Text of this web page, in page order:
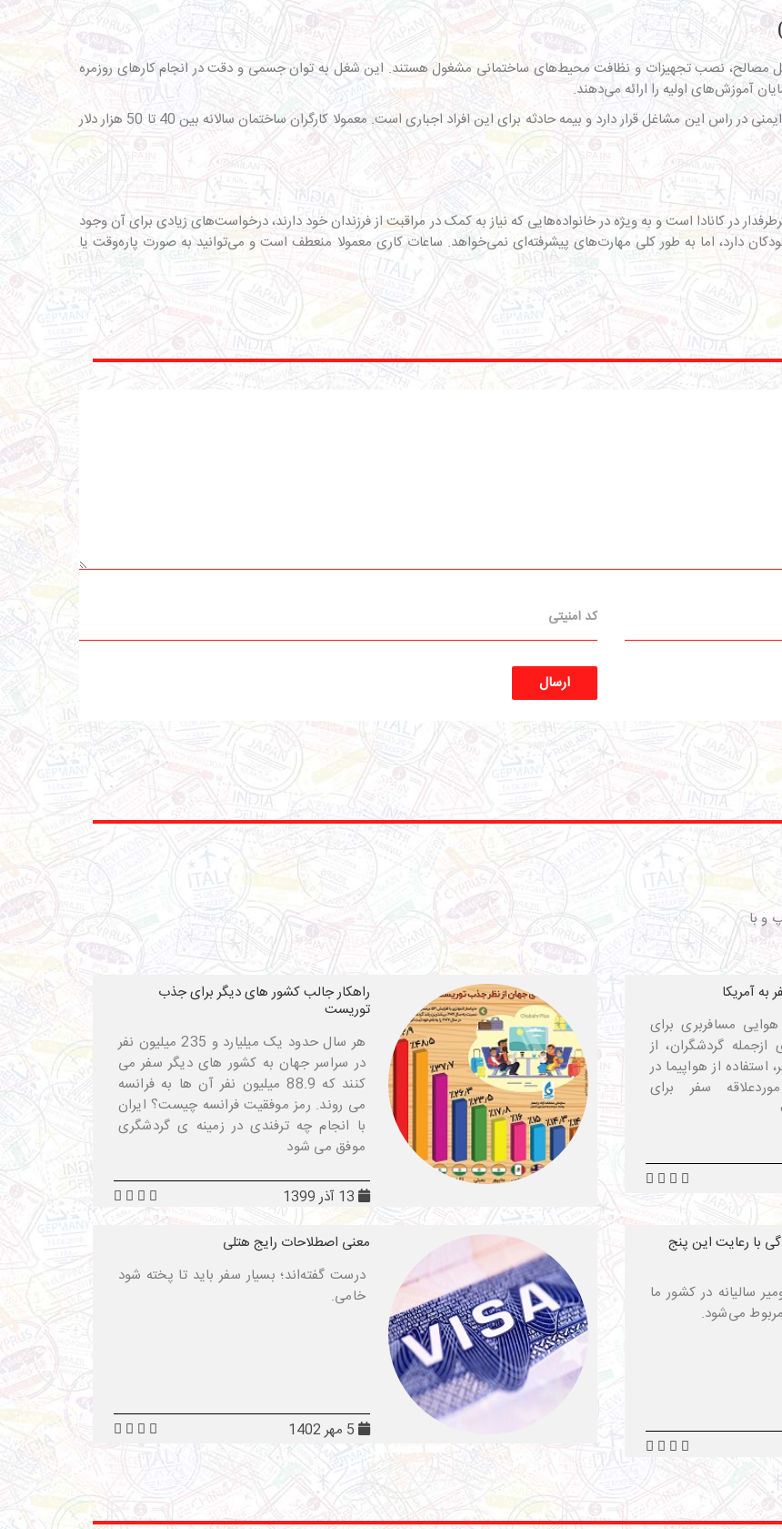
مصالح، نصب تجهیزات و نظافت محیط‌های ساختمانی مشغول هستند. این شغل به توان جسمی و دقت در انجام کارهای روزمره
آموزش‌های اولیه را ارائه می‌دهند.
توانایی کار در ارتفاع، آشنایی با ابزارهای ساختمانی، دقت و توجه به ایمنی در راس این مشاغل قرار دارد و بیمه حادثه برای این افراد اجباری است. معمولا کارگران ساختمان سالانه بین 40 تا 50 هزار دلار
در کانادا است و به ویژه در خانواده‌هایی که نیاز به کمک در مراقبت از فرزندان خود دارند، درخواست‌های زیادی برای آن وجود
دارد، اما به طور کلی مهارت‌های پیشرفته‌ای نمی‌خواهد. ساعات کاری معمولا منعطف است و می‌توانید به صورت پاره‌وقت یا
ارسال
و با
به آمریکا
مسافربری برای
ازجمله گردشگران، از
از هواپیما در
سفر برای
راهکار جالب کشور های دیگر برای جذب
توریست
هر سال حدود یک میلیارد و 235 میلیون نفر
در سراسر جهان به کشور های دیگر سفر می
کنند که 88.9 میلیون نفر آن ها به فرانسه
می روند. رمز موفقیت فرانسه چیست؟ ایران
با انجام چه ترفندی در زمینه ی گردشگری
موفق می شود
با رعایت این پنج
سالیانه در کشور ما
می‌شود.
معنی اصطلاحات رایج هتلی
درست گفته‌اند؛ بسیار سفر باید تا پخته شود
خامی.